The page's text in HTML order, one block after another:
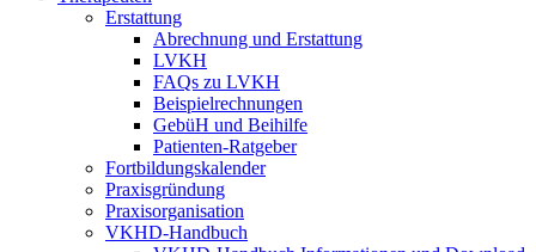
Erstattung
Abrechnung und Erstattung
LVKH
FAQs zu LVKH
Beispielrechnungen
GebüH und Beihilfe
Patienten-Ratgeber
Fortbildungskalender
Praxisgründung
Praxisorganisation
VKHD-Handbuch